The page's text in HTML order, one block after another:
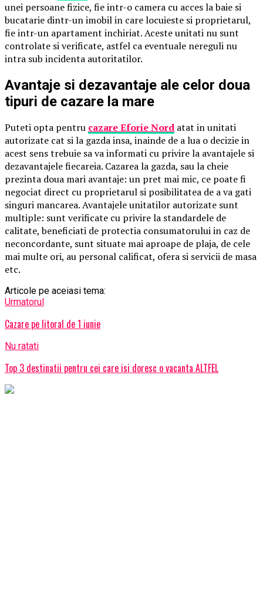
unei persoane fizice, fie intr-o camera cu acces la baie si
bucatarie dintr-un imobil in care locuieste si proprietarul,
fie intr-un apartament inchiriat. Aceste unitati nu sunt
controlate si verificate, astfel ca eventuale nereguli nu
intra sub incidenta autoritatilor.
Avantaje si dezavantaje ale celor doua
tipuri de cazare la mare
Puteti opta pentru cazare Eforie Nord atat in unitati
autorizate cat si la gazda insa, inainde de a lua o decizie in
acest sens trebuie sa va informati cu privire la avantajele si
dezavantajele fiecareia. Cazarea la gazda, sau la cheie
prezinta doua mari avantaje: un pret mai mic, ce poate fi
negociat direct cu proprietarul si posibilitatea de a va gati
singuri mancarea. Avantajele unitatilor autorizate sunt
multiple: sunt verificate cu privire la standardele de
calitate, beneficiati de protectia consumatorului in caz de
neconcordante, sunt situate mai aproape de plaja, de cele
mai multe ori, au personal calificat, ofera si servicii de masa
etc.
Articole pe aceiasi tema:
Urmatorul
Cazare pe litoral de 1 iunie
Nu ratati
Top 3 destinatii pentru cei care isi doresc o vacanta ALTFEL